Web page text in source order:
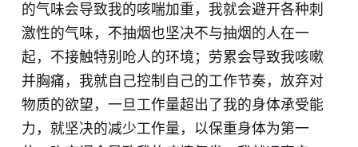
的气味会导致我的咳喘加重，我就会避开各种刺
激性的气味，不抽烟也坚决不与抽烟的人在一
起，不接触特别呛人的环境；劳累会导致我咳嗽
并胸痛，我就自己控制自己的工作节奏，放弃对
物质的欲望，一旦工作量超出了我的身体承受能
力，就坚决的减少工作量，以保重身体为第一